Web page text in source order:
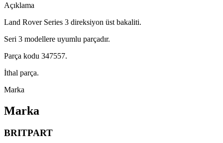
Açıklama
Land Rover Series 3 direksiyon üst bakaliti.
Seri 3 modellere uyumlu parçadır.
Parça kodu 347557.
İthal parça.
Marka
Marka
BRITPART